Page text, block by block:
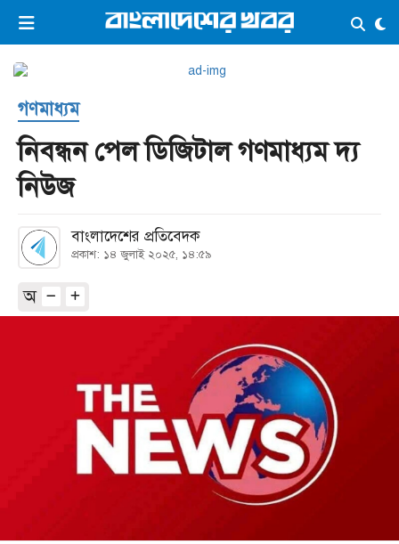
ভিডিও ই-পেপার লগইন ×
প্রচ্ছদ
সর্বশেষ
সব বিভাগ
কনভার্টার
গণমাধ্যম
নিবন্ধন পেল ডিজিটাল গণমাধ্যম দ্য
নিউজ
বাংলাদেশের প্রতিবেদক
প্রকাশ: ১৪ জুলাই ২০২৫, ১৪:৫৯
অ